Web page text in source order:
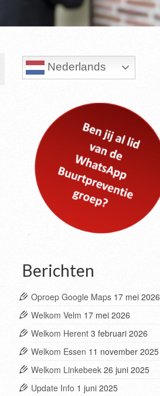
Nederlands
Berichten
Oproep Google Maps 17 mei 2026
Welkom Velm 17 mei 2026
Welkom Herent 3 februari 2026
Welkom Essen 11 november 2025
Welkom Linkebeek 26 juni 2025
Update Info 1 juni 2025